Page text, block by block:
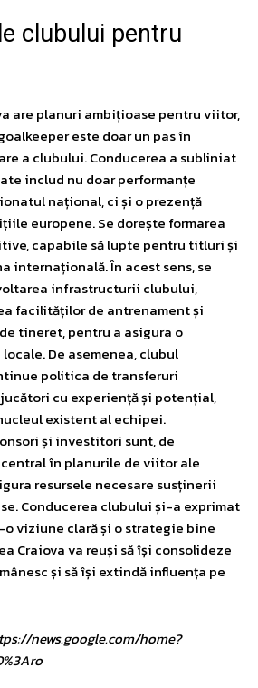
clubului pentru
are planuri ambițioase pentru viitor,
este doar un pas în
a clubului. Conducerea a subliniat
includ nu doar performanțe
național, ci și o prezență
europene. Se dorește formarea
capabile să lupte pentru titluri și
internațională. În acest sens, se
infrastructurii clubului,
facilităților de antrenament și
tineret, pentru a asigura o
De asemenea, clubul
politica de transferuri
cu experiență și potențial,
existent al echipei.
și investitori sunt, de
în planurile de viitor ale
resursele necesare susținerii
Conducerea clubului și-a exprimat
viziune clară și o strategie bine
Craiova va reuși să își consolideze
și să își extindă influența pe
news.google.com/home?